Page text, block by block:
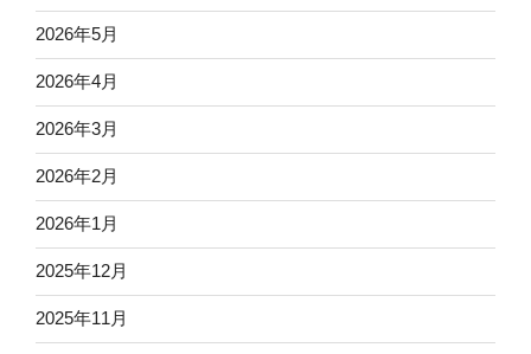
2026年5月
2026年4月
2026年3月
2026年2月
2026年1月
2025年12月
2025年11月